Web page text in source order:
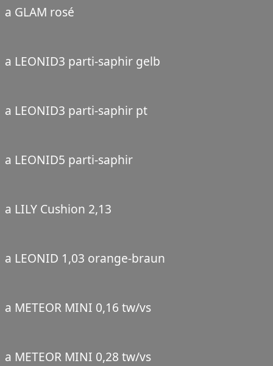
a GLAM rosé
a LEONID3 parti-saphir gelb
a LEONID3 parti-saphir pt
a LEONID5 parti-saphir
a LILY Cushion 2,13
a LEONID 1,03 orange-braun
a METEOR MINI 0,16 tw/vs
a METEOR MINI 0,28 tw/vs